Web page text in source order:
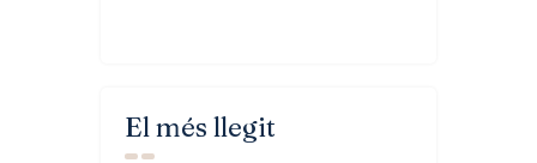
El més llegit